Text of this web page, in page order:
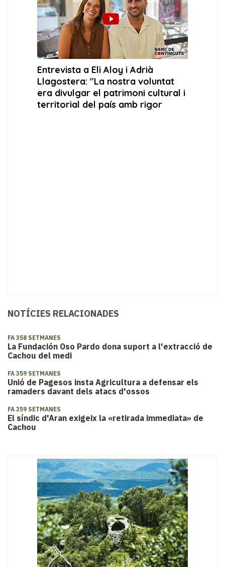
NOTÍCIES RELACIONADES
FA 358 SETMANES
La Fundación Oso Pardo dona suport a l'extracció de
Cachou del medi
FA 359 SETMANES
Unió de Pagesos insta Agricultura a defensar els
ramaders davant dels atacs d'ossos
FA 359 SETMANES
El síndic d'Aran exigeix la «retirada immediata» de
Cachou